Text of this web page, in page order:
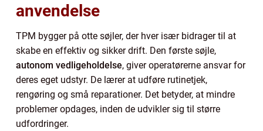
anvendelse
TPM bygger på otte søjler, der hver især bidrager til at
skabe en effektiv og sikker drift. Den første søjle,
autonom vedligeholdelse, giver operatørerne ansvar for
deres eget udstyr. De lærer at udføre rutinetjek,
rengøring og små reparationer. Det betyder, at mindre
problemer opdages, inden de udvikler sig til større
udfordringer.